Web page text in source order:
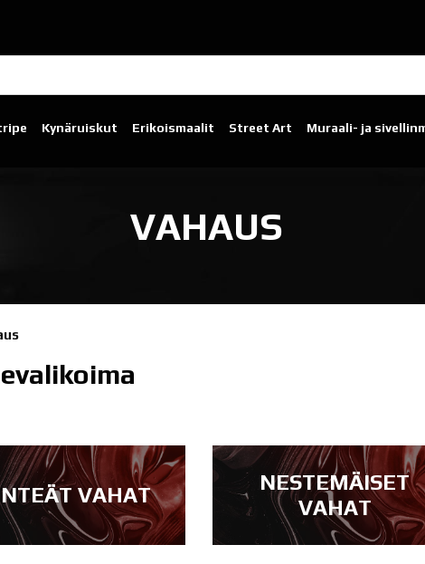
Kynäruiskut Erikoismaalit Street Art Muraali- ja
VAHAUS
VAHAT
NESTEMÄISET
VAHAT